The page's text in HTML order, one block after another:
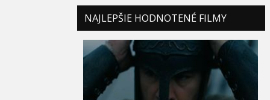
NAJLEPŠIE HODNOTENÉ FILMY